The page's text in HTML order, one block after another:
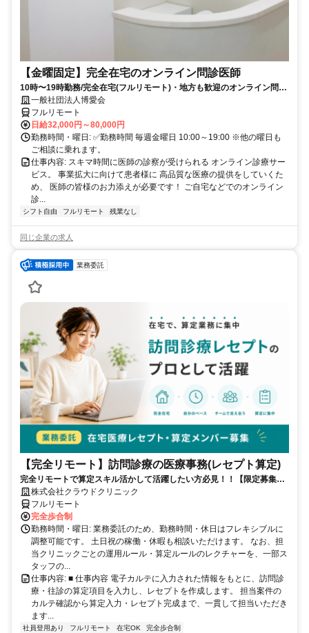
【金曜固定】完全在宅のオンライン問診医師
10時〜19時勤務/完全在宅(フルリモート)・地方も歓迎のオンライン問診
業務一般社団法人博愛会
フルリモート
日給32,000円～80,000円
勤務時間・曜日: ✅勤務時間 毎週金曜日 10:00～19:00 ※他の曜日も
ご相談に乗れます。
仕事内容: スキマ時間に医師の診察が受けられる オンライン診療サー
ビス。 事業拡大に向けて患者様に 高品質な医療の提供をしていくた
め、 医師の皆様のお力添えが必要です！ ご自宅などでのオンライン
診...
シフト自由 フルリモート 残業なし
同じ企業の求人
業務委託
【完全リモート】訪問診療の医療事務(レセプト算定)
完全リモートで算定スキル活かして活躍したい方必見！！【限定募集】
完全リモート｜在宅医療レセプト算定（成果報酬型／業務委託）
株式会社クラウドクリニック
フルリモート
完全歩合制
勤務時間・曜日: 業務委託のため、勤務時間・休日はフレキシブルに
調整可能です。 土日祝の稼働・休暇も相談いただけます。 なお、担
当クリニックごとの運用ルール・算定ルールのレクチャーを、一部ス
タッフの...
仕事内容: ■ 仕事内容 電子カルテに入力された情報をもとに、訪問診
療・往診の算定項目を入力し、レセプトを作成します。 担当案件の
カルテ確認から算定入力・レセプト完成まで、一貫して担当いただき
ます...
社員登用あり フルリモート 在宅OK 完全歩合制